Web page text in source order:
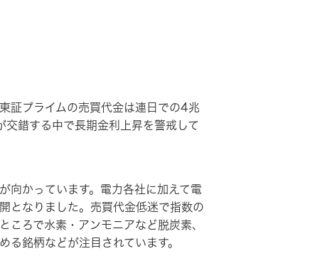
証プライムの売買代金は連日での4兆
錯する中で長期金利上昇を警戒して
向かっています。電力各社に加えて電
となりました。売買代金低迷で指数の
ころで水素・アンモニアなど脱炭素、
銘柄などが注目されています。